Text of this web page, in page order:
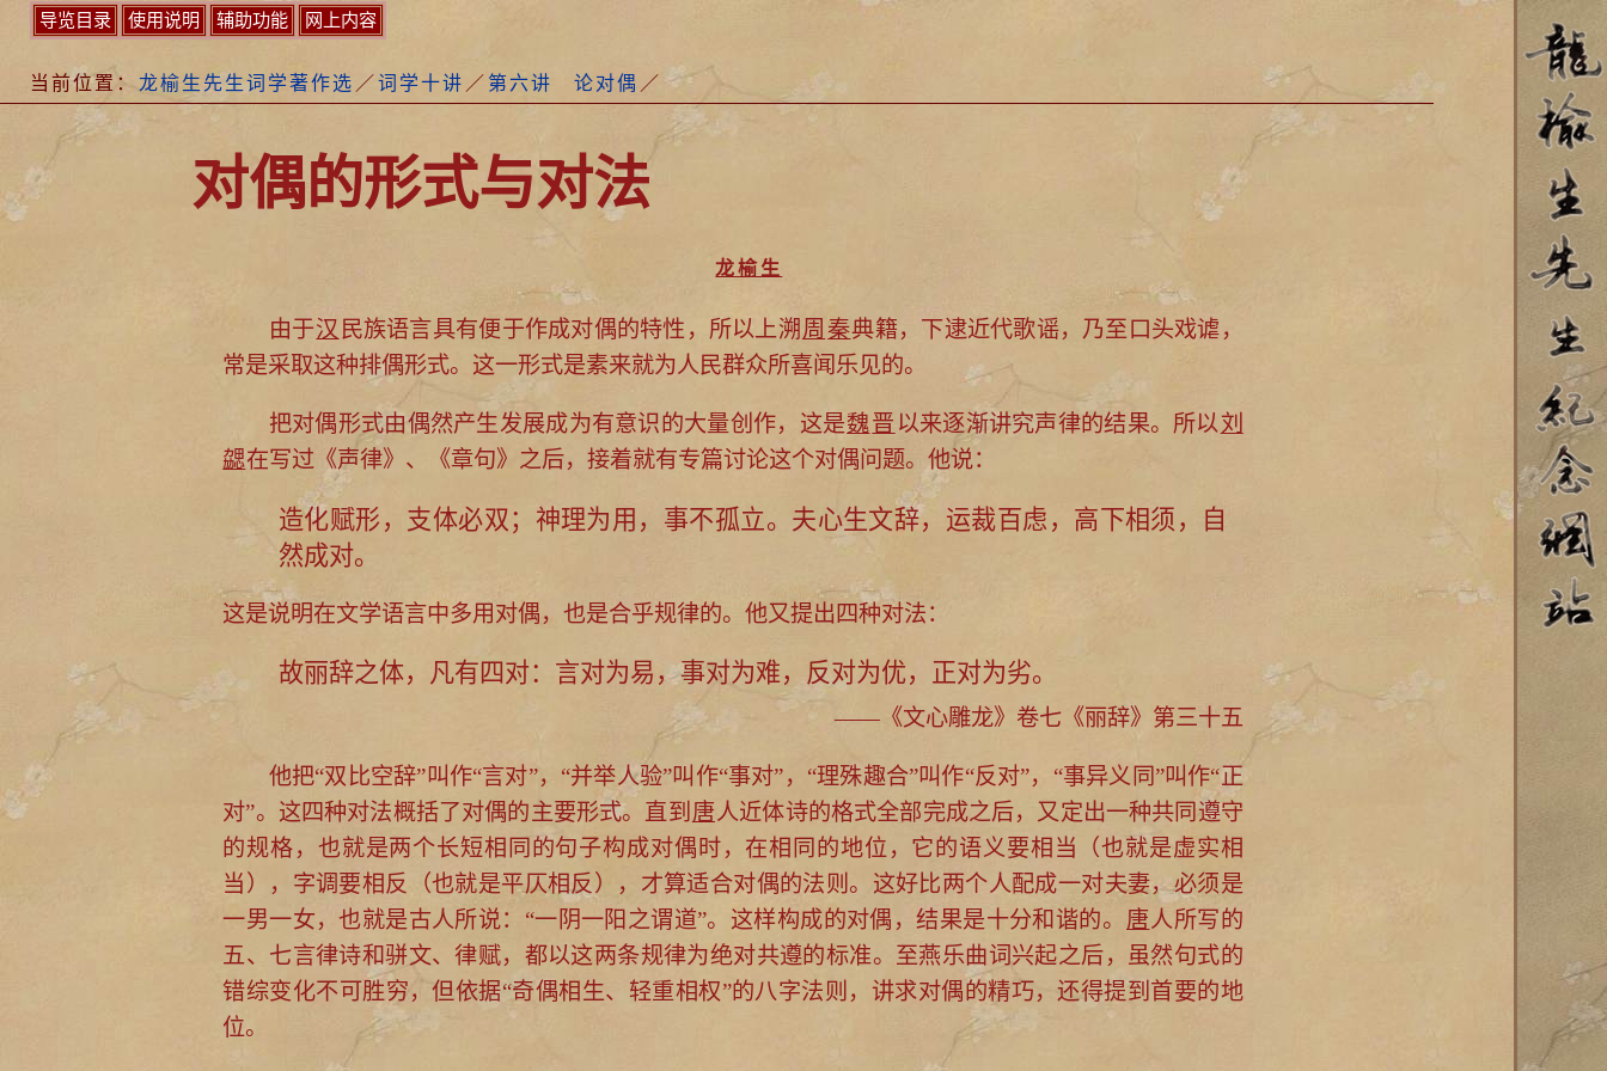
导览目录 使用说明 辅助功能 网上内容
当前位置： 龙榆生先生词学著作选 ／ 词学十讲 ／ 第六讲 论对偶 ／
对偶的形式与对法
龙榆生
由于汉 民族语言具有便于作成对偶的特性，所以上溯周 秦典籍，下逮近代歌谣，乃至口头戏谑，
常是采取这种排偶形式。这一形式是素来就为人民群众所喜闻乐见的。
把对偶形式由偶然产生发展成为有意识的大量创作，这是魏晋 以来逐渐讲究声律的结果。所以刘
勰在写过《声律》、《章句》之后，接着就有专篇讨论这个对偶问题。他说：
造化赋形，支体必双；神理为用，事不孤立。夫心生文辞，运裁百虑，高下相须，自
然成对。
这是说明在文学语言中多用对偶，也是合乎规律的。他又提出四种对法：
故丽辞之体，凡有四对：言对为易，事对为难，反对为优，正对为劣。
——《文心雕龙》卷七《丽辞》第三十五
他把“双比空辞”叫作“言对”，“并举人验”叫作“事对”，“理殊趣合”叫作“反对”，“事异义同”叫作“正
对”。这四种对法概括了对偶的主要形式。直到 唐人近体诗的格式全部完成之后，又定出一种共同遵守
的规格，也就是两个长短相同的句子构成对偶时，在相同的地位，它的语义要相当（也就是虚实相
当），字调要相反（也就是平仄相反），才算适合对偶的法则。这好比两个人配成一对夫妻，必须是
一男一女，也就是古人所说：“一阴一阳之谓道”。这样构成的对偶，结果是十分和谐的。 唐人所写的
五、七言律诗和骈文、律赋，都以这两条规律为绝对共遵的标准。至燕乐曲词兴起之后，虽然句式的
错综变化不可胜穷，但依据“奇偶相生、轻重相权”的八字法则，讲求对偶的精巧，还得提到首要的地
位。